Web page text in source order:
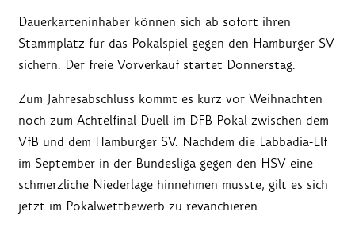
Dauerkarteninhaber können sich ab sofort ihren
Stammplatz für das Pokalspiel gegen den Hamburger SV
sichern. Der freie Vorverkauf startet Donnerstag.
Zum Jahresabschluss kommt es kurz vor Weihnachten
noch zum Achtelfinal-Duell im DFB-Pokal zwischen dem
VfB und dem Hamburger SV. Nachdem die Labbadia-Elf
im September in der Bundesliga gegen den HSV eine
schmerzliche Niederlage hinnehmen musste, gilt es sich
jetzt im Pokalwettbewerb zu revanchieren.